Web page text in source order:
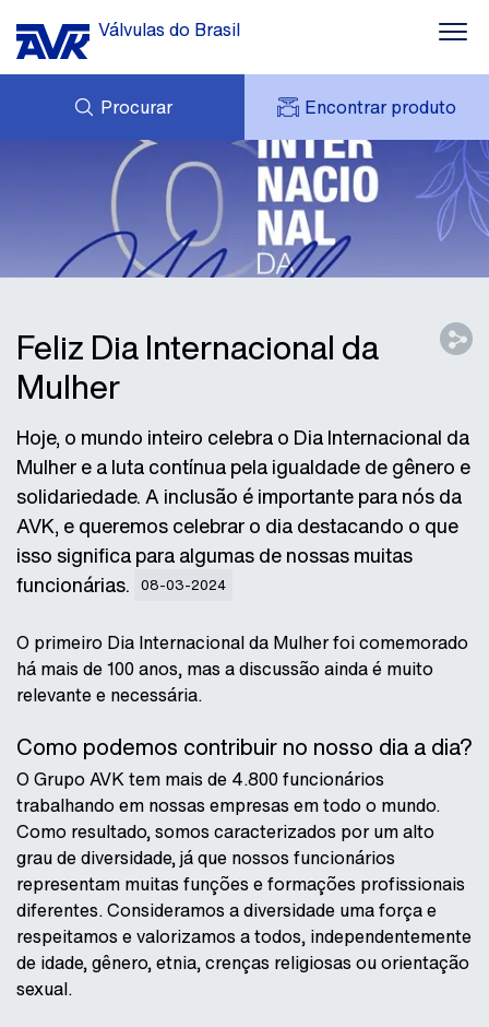
Válvulas do Brasil
Procurar Encontrar produto
DOWNLOADS
CONTATOS
CARRINHO
MINHA CONTA AVK
AVK HOLDING (GROUP)
OFERTA DE PRODUTOS
Feliz Dia Internacional da
Mulher
Hoje, o mundo inteiro celebra o Dia Internacional da
Mulher e a luta contínua pela igualdade de gênero e
solidariedade. A inclusão é importante para nós da
AVK, e queremos celebrar o dia destacando o que
isso significa para algumas de nossas muitas
funcionárias. 08-03-2024
O primeiro Dia Internacional da Mulher foi comemorado
há mais de 100 anos, mas a discussão ainda é muito
relevante e necessária.
Como podemos contribuir no nosso dia a dia?
O Grupo AVK tem mais de 4.800 funcionários
trabalhando em nossas empresas em todo o mundo.
Como resultado, somos caracterizados por um alto
grau de diversidade, já que nossos funcionários
representam muitas funções e formações profissionais
diferentes. Consideramos a diversidade uma força e
respeitamos e valorizamos a todos, independentemente
de idade, gênero, etnia, crenças religiosas ou orientação
sexual.